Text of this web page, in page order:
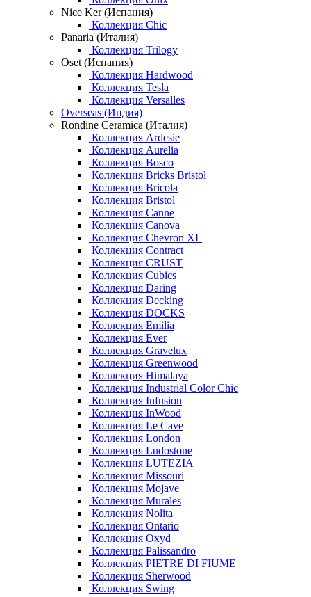
Nice Ker (Испания)
Коллекция Chic
Panaria (Италия)
Коллекция Trilogy
Oset (Испания)
Коллекция Hardwood
Коллекция Tesla
Коллекция Versalles
Overseas (Индия)
Rondine Ceramica (Италия)
Коллекция Ardesie
Коллекция Aurelia
Коллекция Bosco
Коллекция Bricks Bristol
Коллекция Bricola
Коллекция Bristol
Коллекция Canne
Коллекция Canova
Коллекция Chevron XL
Коллекция Contract
Коллекция CRUST
Коллекция Cubics
Коллекция Daring
Коллекция Decking
Коллекция DOCKS
Коллекция Emilia
Коллекция Ever
Коллекция Gravelux
Коллекция Greenwood
Коллекция Himalaya
Коллекция Industrial Color Chic
Коллекция Infusion
Коллекция InWood
Коллекция Le Cave
Коллекция London
Коллекция Ludostone
Коллекция LUTEZIA
Коллекция Missouri
Коллекция Mojave
Коллекция Murales
Коллекция Nolita
Коллекция Ontario
Коллекция Oxyd
Коллекция Palissandro
Коллекция PIETRE DI FIUME
Коллекция Sherwood
Коллекция Swing